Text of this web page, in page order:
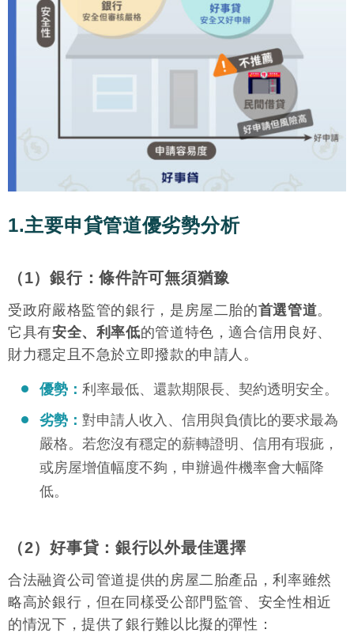
1.主要申貸管道優劣勢分析
（1）銀行：條件許可無須猶豫
受政府嚴格監管的銀行，是房屋二胎的首選管道。
它具有安全、利率低的管道特色，適合信用良好、
財力穩定且不急於立即撥款的申請人。
優勢： 利率最低、還款期限長、契約透明安全。
劣勢： 對申請人收入、信用與負債比的要求最為
嚴格。若您沒有穩定的薪轉證明、信用有瑕疵，
或房屋增值幅度不夠，申辦過件機率會大幅降
低。
（2）好事貸：銀行以外最佳選擇
合法融資公司管道提供的房屋二胎產品，利率雖然
略高於銀行，但在同樣受公部門監管、安全性相近
的情況下，提供了銀行難以比擬的彈性：